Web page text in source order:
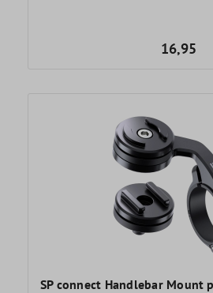
16,95
SP connect Handlebar Mount